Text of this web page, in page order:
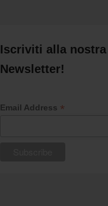
Iscriviti alla nostra
Newsletter!
Email Address *